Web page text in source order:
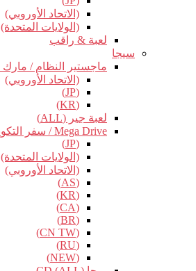
(الاتحاد الأوروبي)
(الولايات المتحدة)
لعبة & راقب
سيجا
ماجستير النظام / مارك
(الاتحاد الأوروبي)
(JP)
(KR)
لعبة جير (ALL)
Mega Drive / سفر التكوين
(JP)
(الولايات المتحدة)
(الاتحاد الأوروبي)
(AS)
(KR)
(CA)
(BR)
(CN TW)
(RU)
(NEW)